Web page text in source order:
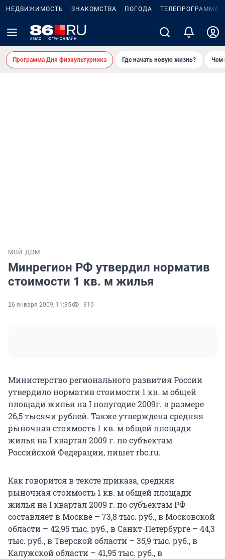
НЕДВИЖИМОСТЬ ЗНАКОМСТВА ПОГОДА ТЕЛЕПРОГРАММА
Программа Дня физкультурника Где начать новую жизнь? Чем
МОЙ ДОМ
Минрегион РФ утвердил норматив
стоимости 1 кв. м жилья
26 января 2009, 11:35 310
Министерство регионального развития России
утвердило норматив стоимости 1 кв. м общей
площади жилья на I полугодие 2009г. в размере
26,5 тысячи рублей. Также утверждена средняя
рыночная стоимость 1 кв. м общей площади
жилья на I квартал 2009 г. по субъектам
Российской Федерации, пишет rbc.ru.
Как говорится в тексте приказа, средняя
рыночная стоимость 1 кв. м общей площади
жилья на I квартал 2009 г. по субъектам РФ
составляет в Москве – 73,8 тыс. руб., в Московской
области – 42,95 тыс. руб., в Санкт-Петербурге – 44,3
тыс. руб., в Тверской области – 35,9 тыс. руб., в
Калужской области – 41,95 тыс. руб., в